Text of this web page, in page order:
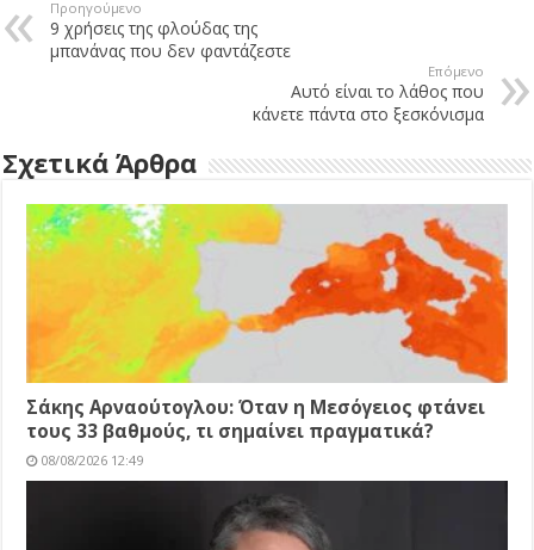
Προηγούμενο
9 χρήσεις της φλούδας της
μπανάνας που δεν φαντάζεστε
Επόμενο
Αυτό είναι το λάθος που
κάνετε πάντα στο ξεσκόνισμα
Σχετικά Άρθρα
Σάκης Αρναούτογλου: Όταν η Μεσόγειος φτάνει
τους 33 βαθμούς, τι σημαίνει πραγματικά?
08/08/2026 12:49